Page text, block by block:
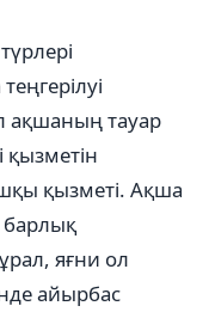
ақшаның тауар
қызметін
қызметі. Ақша
барлық
яғни ол
айырбас